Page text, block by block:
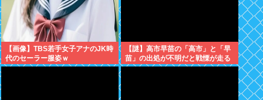
【画像】TBS若手女子アナのJK時
代のセーラー服姿ｗ
【謎】高市早苗の「高市」と「早
苗」の出処が不明だと戦慄が走る